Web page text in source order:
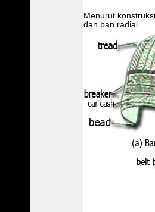
Menurut
dan ban radial